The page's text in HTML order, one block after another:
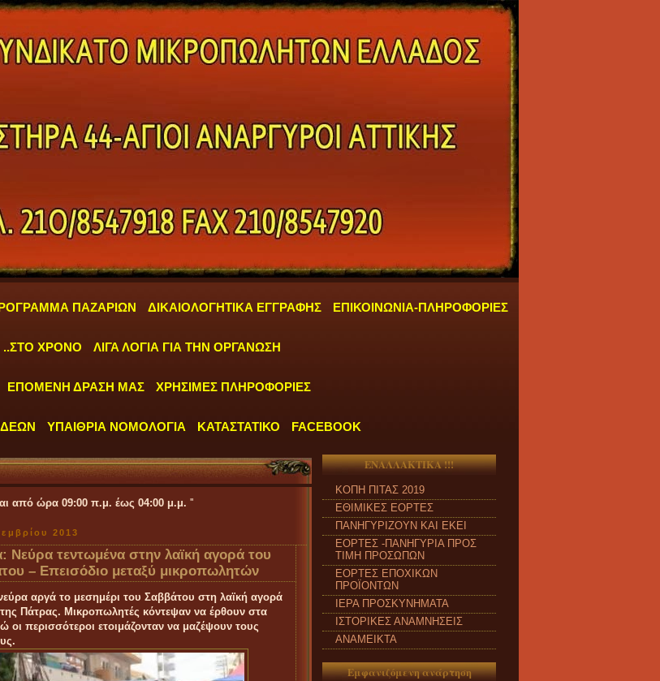
ΠΑΖΑΡΙΩΝ ΔΙΚΑΙΟΛΟΓΗΤΙΚΑ ΕΓΓΡΑΦΗΣ ΕΠΙΚΟΙΝΩΝΙΑ-ΠΛΗΡΟΦΟΡΙΕΣ
ΧΡΟΝΟ ΛΙΓΑ ΛΟΓΙΑ ΓΙΑ ΤΗΝ ΟΡΓΑΝΩΣΗ
ΕΠΟΜΕΝΗ ΔΡΑΣΗ ΜΑΣ ΧΡΗΣΙΜΕΣ ΠΛΗΡΟΦΟΡΙΕΣ
ΥΠΑΙΘΡΙΑ ΝΟΜΟΛΟΓΙΑ ΚΑΤΑΣΤΑΤΙΚΟ FACEBOOK
π.μ. έως 04:00 μ.μ.''
2013
Νεύρα τεντωμένα στην λαϊκή αγορά του
– Επεισόδιο μεταξύ μικροπωλητών
αργά το μεσημέρι του Σαββάτου στη λαϊκή αγορά
Πάτρας. Μικροπωλητές κόντεψαν να έρθουν στα
οι περισσότεροι ετοιμάζονταν να μαζέψουν τους
ΕΝΑΛΛΑΚΤΙΚΑ !!!
ΚΟΠΗ ΠΙΤΑΣ 2019
ΕΘΙΜΙΚΕΣ ΕΟΡΤΕΣ
ΠΑΝΗΓΥΡΙΖΟΥΝ ΚΑΙ ΕΚΕΙ
ΕΟΡΤΕΣ -ΠΑΝΗΓΥΡΙΑ ΠΡΟΣ
ΤΙΜΗ ΠΡΟΣΩΠΩΝ
ΕΟΡΤΕΣ ΕΠΟΧΙΚΩΝ
ΠΡΟΪΟΝΤΩΝ
ΙΕΡΑ ΠΡΟΣΚΥΝΗΜΑΤΑ
ΙΣΤΟΡΙΚΕΣ ΑΝΑΜΝΗΣΕΙΣ
ΑΝΑΜΕΙΚΤΑ
Εμφανιζόμενη ανάρτηση